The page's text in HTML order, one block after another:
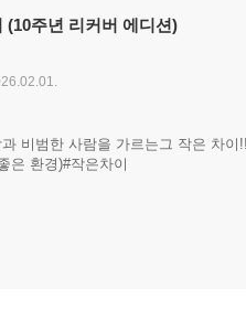
(10주년 리커버 에디션)
비범한 사람을 가르는그 작은 차
은 환경)#작은차이